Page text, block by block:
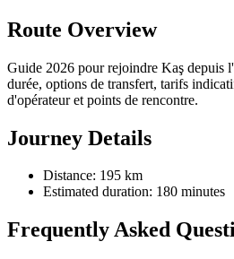
Route Overview
Guide 2026 pour rejoindre Kaş depuis
durée, options de transfert, tarifs
d'opérateur et points de rencontre.
Journey Details
Distance: 195 km
Estimated duration: 180 minutes
Frequently Asked